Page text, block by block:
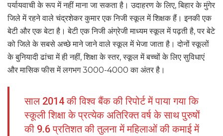
पर्यायवाची के रूप में नहीं माना जा सकता है। उदाहरण के लिए, बिहार के मुंगेर
जिले में रहने वाले चंद्रशेकर कुमार एक निजी स्कूल में शिक्षक हैं। इनकी एक
बेटी और एक बेटा है। बेटी एक निजी अंग्रेजी माध्यम स्कूल में पढ़ती है, पर बेटे
को जिले के सबसे अच्छे माने जाने वाले स्कूल में भेजा जाता है। दोनों स्कूलों
के बुनियादी ढांचा में ही नहीं, शिक्षा के स्तर, स्कूल में बच्चों के लिए सुविधाएं
और मासिक फीस में लगभग 3000-4000 का अंतर है।
साल 2014 की विश्व बैंक की रिपोर्ट में पाया गया कि
स्कूली शिक्षा के प्रत्येक अतिरिक्त वर्ष के साथ पुरुषों
की 9.6 प्रतिशत की तुलना में महिलाओं की कमाई में